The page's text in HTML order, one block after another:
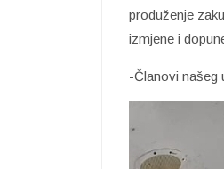
produženje
izmjene i
-Članovi našeg